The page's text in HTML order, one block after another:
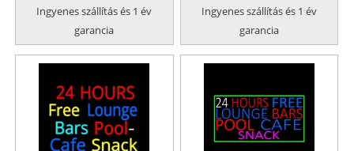
Ingyenes szállítás és 1 év
garancia
Ingyenes szállítás és 1 év
garancia